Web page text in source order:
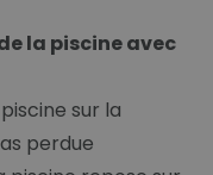
la piscine avec
sur la
perdue